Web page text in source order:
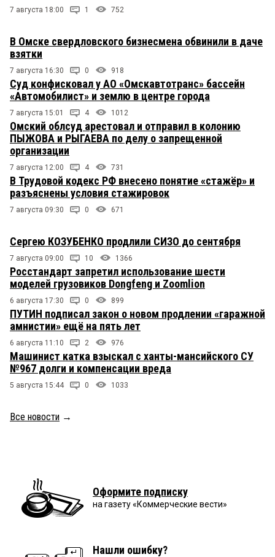
7 августа 18:00 1 752
В Омске свердловского бизнесмена обвинили в даче
взятки
7 августа 16:30 0 918
Суд конфисковал у АО «Омскавтотранс» бассейн
«Автомобилист» и землю в центре города
7 августа 15:01 4 1012
Омский облсуд арестовал и отправил в колонию
ПЫЖОВА и РЫГАЕВА по делу о запрещенной
организации
7 августа 12:00 4 731
В Трудовой кодекс РФ внесено понятие «стажёр» и
разъяснены условия стажировок
7 августа 09:30 0 671
Сергею КОЗУБЕНКО продлили СИЗО до сентября
7 августа 09:00 10 1366
Росстандарт запретил использование шести
моделей грузовиков Dongfeng и Zoomlion
6 августа 17:30 0 899
ПУТИН подписал закон о новом продлении «гаражной
амнистии» ещё на пять лет
6 августа 11:10 2 976
Машинист катка взыскал с ханты-мансийского СУ
№967 долги и компенсации вреда
5 августа 15:44 0 1033
Все новости →
Оформите подписку
на газету «Коммерческие вести»
Нашли ошибку?